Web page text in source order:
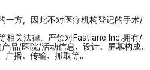
一方，因此不对医疗机构登记的手术/
相关法律，严禁对Fastlane Inc.拥有/
品/医院/活动信息、设计、屏幕构成、
播、传输、抓取等。